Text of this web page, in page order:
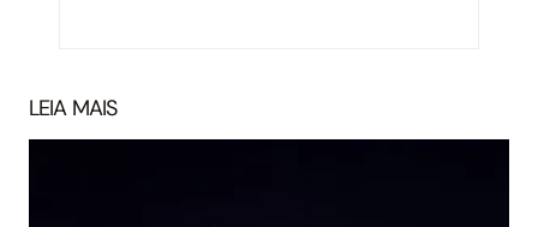
LEIA MAIS